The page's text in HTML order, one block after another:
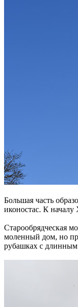
Большая часть
иконостас. К
Старообрядческая
моленный дом, но
рубашках с